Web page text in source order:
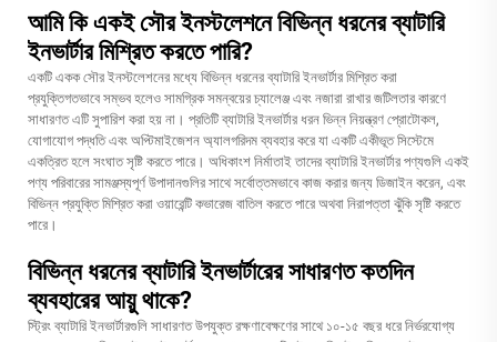
আমি কি একই সৌর ইনস্টলেশনে বিভিন্ন ধরনের ব্যাটারি
ইনভার্টার মিশ্রিত করতে পারি?
একটি একক সৌর ইনস্টলেশনের মধ্যে বিভিন্ন ধরনের ব্যাটারি ইনভার্টার মিশ্রিত করা
প্রযুক্তিগতভাবে সম্ভব হলেও সামগ্রিক সমন্বয়ের চ্যালেঞ্জ এবং নজারা রাখার জটিলতার কারণে
সাধারণত এটি সুপারিশ করা হয় না। প্রতিটি ব্যাটারি ইনভার্টার ধরন ভিন্ন নিয়ন্ত্রণ প্রোটোকল,
যোগাযোগ পদ্ধতি এবং অপ্টিমাইজেশন অ্যালগরিদম ব্যবহার করে যা একটি একীভূত সিস্টেমে
একত্রিত হলে সংঘাত সৃষ্টি করতে পারে। অধিকাংশ নির্মাতাই তাদের ব্যাটারি ইনভার্টার পণ্যগুলি একই
পণ্য পরিবারের সামঞ্জস্যপূর্ণ উপাদানগুলির সাথে সর্বোত্তমভাবে কাজ করার জন্য ডিজাইন করেন, এবং
বিভিন্ন প্রযুক্তি মিশ্রিত করা ওয়ারেন্টি কভারেজ বাতিল করতে পারে অথবা নিরাপত্তা ঝুঁকি সৃষ্টি করতে
পারে।
বিভিন্ন ধরনের ব্যাটারি ইনভার্টারের সাধারণত কতদিন
ব্যবহারের আয়ু থাকে?
স্ট্রিং ব্যাটারি ইনভার্টারগুলি সাধারণত উপযুক্ত রক্ষণাবেক্ষণের সাথে ১০-১৫ বছর ধরে নির্ভরযোগ্য